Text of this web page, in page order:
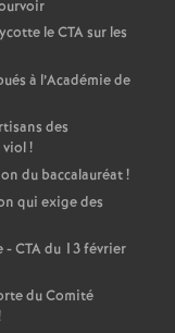
le CTA sur les
à l’Académie de
des
viol!
du baccalauréat!
qui exige des
CTA du 13 février
du Comité